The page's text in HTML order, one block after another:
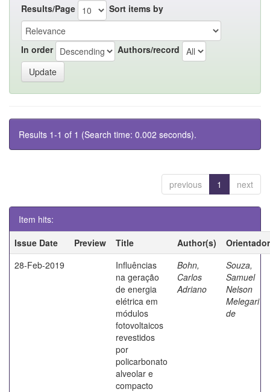
Results/Page Sort items by
In order Authors/record
Results 1-1 of 1 (Search time: 0.002 seconds).
previous 1 next
Item hits:
Issue Date
Preview Title Author(s)
Orientador
28-Feb-2019
Influências
na geração
de energia
elétrica em
módulos
fotovoltaicos
revestidos
por
policarbonato
alveolar e
compacto
Bohn,
Carlos
Adriano
Souza,
Samuel
Nelson
Melegari
de